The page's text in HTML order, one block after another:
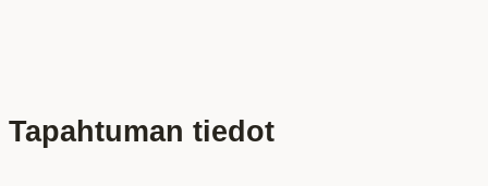
Tapahtuman tiedot